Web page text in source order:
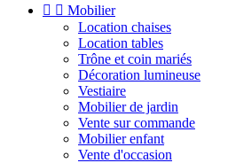
  Mobilier
Location chaises
Location tables
Trône et coin mariés
Décoration lumineuse
Vestiaire
Mobilier de jardin
Vente sur commande
Mobilier enfant
Vente d'occasion